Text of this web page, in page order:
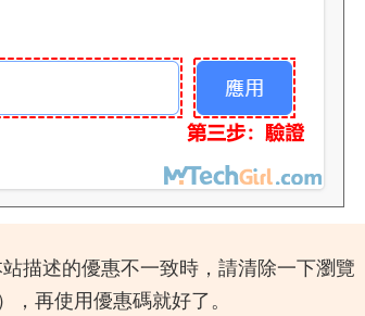
描述的優惠不一致時，請清除一下瀏覽
，再使用優惠碼就好了。